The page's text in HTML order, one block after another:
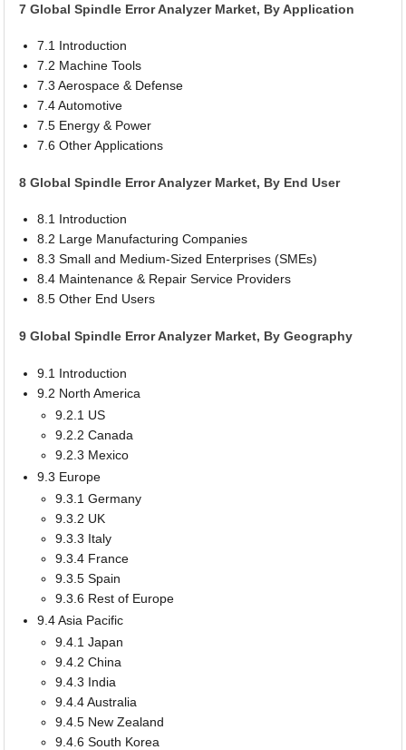
7 Global Spindle Error Analyzer Market, By Application
7.1 Introduction
7.2 Machine Tools
7.3 Aerospace & Defense
7.4 Automotive
7.5 Energy & Power
7.6 Other Applications
8 Global Spindle Error Analyzer Market, By End User
8.1 Introduction
8.2 Large Manufacturing Companies
8.3 Small and Medium-Sized Enterprises (SMEs)
8.4 Maintenance & Repair Service Providers
8.5 Other End Users
9 Global Spindle Error Analyzer Market, By Geography
9.1 Introduction
9.2 North America
9.2.1 US
9.2.2 Canada
9.2.3 Mexico
9.3 Europe
9.3.1 Germany
9.3.2 UK
9.3.3 Italy
9.3.4 France
9.3.5 Spain
9.3.6 Rest of Europe
9.4 Asia Pacific
9.4.1 Japan
9.4.2 China
9.4.3 India
9.4.4 Australia
9.4.5 New Zealand
9.4.6 South Korea